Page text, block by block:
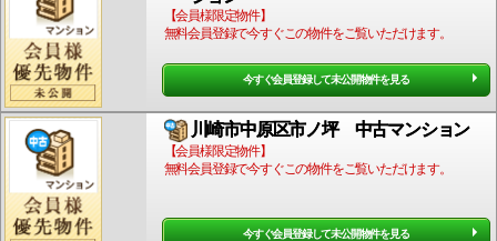
【会員様限定物件】
無料会員登録で今すぐこの物件をご覧いただけます。
今すぐ会員登録して未公開物件を見る
川崎市中原区市ノ坪 中古マンション
【会員様限定物件】
無料会員登録で今すぐこの物件をご覧いただけます。
今すぐ会員登録して未公開物件を見る